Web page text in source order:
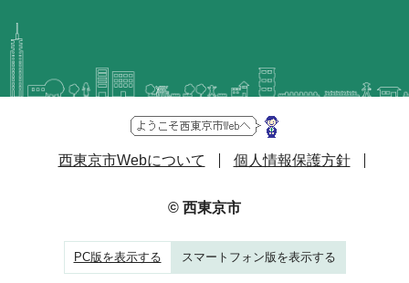
西東京市Webについて 個人情報保護方針
© 西東京市
PC版を表示する スマートフォン版を表示する